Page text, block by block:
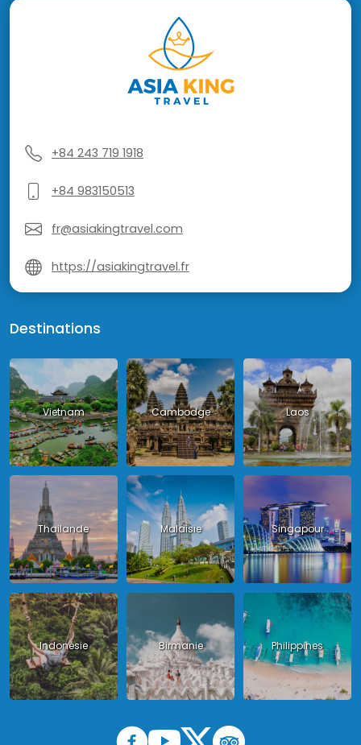
+84 243 719 1918
+84 983150513
fr@asiakingtravel.com
https://asiakingtravel.fr
Destinations
Vietnam Cambodge Laos
Thailande Malaisie Singapour
Indonésie Birmanie Philippines